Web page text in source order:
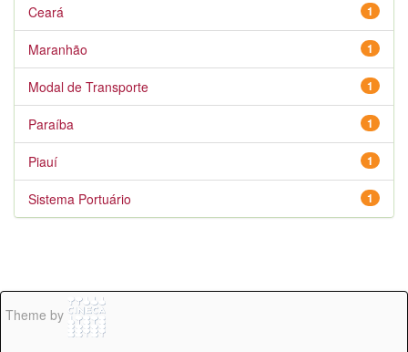
1
Ceará
1
Maranhão
1
Modal de Transporte
1
Paraíba
1
Piauí
1
Sistema Portuário
Theme by